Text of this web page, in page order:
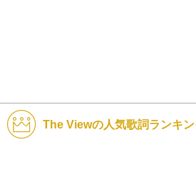
The Viewの人気歌詞ランキ